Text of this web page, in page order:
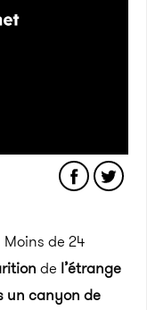
de 24
de l’étrange
un canyon de